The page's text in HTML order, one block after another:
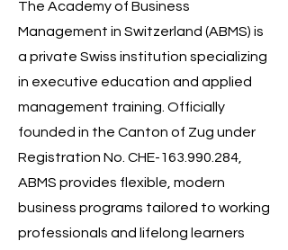
The Academy of Business
Management in Switzerland (ABMS) is
a private Swiss institution specializing
in executive education and applied
management training. Officially
founded in the Canton of Zug under
Registration No. CHE-163.990.284,
ABMS provides flexible, modern
business programs tailored to working
professionals and lifelong learners